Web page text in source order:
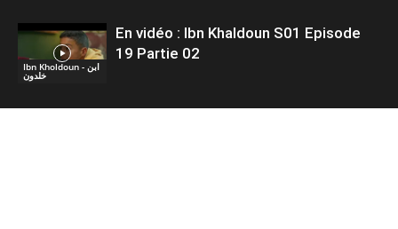
Ibn Kholdoun - ابن
خلدون
En vidéo : Ibn Khaldoun S01 Episode
19 Partie 02